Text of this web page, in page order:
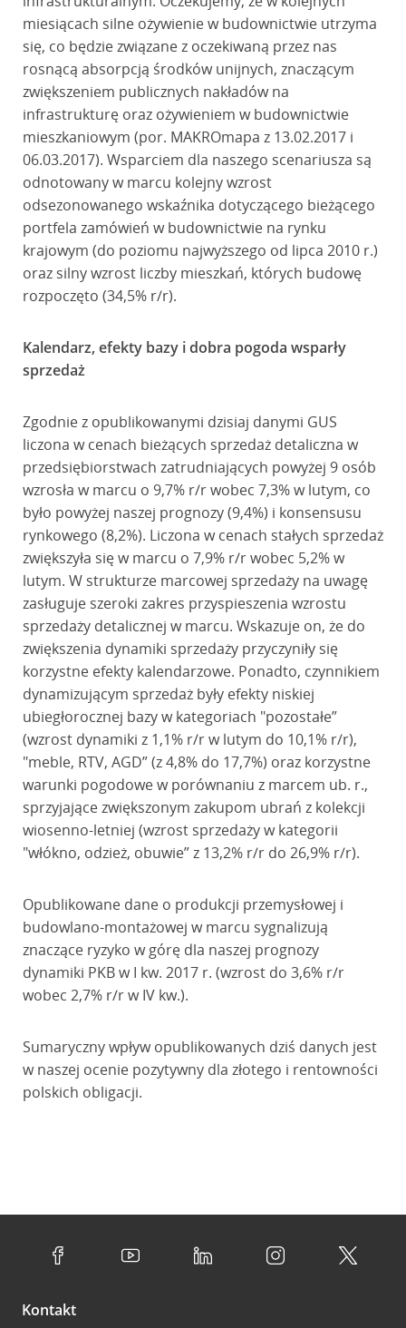
miesiącach silne ożywienie w budownictwie utrzyma
się, co będzie związane z oczekiwaną przez nas
rosnącą absorpcją środków unijnych, znaczącym
zwiększeniem publicznych nakładów na
infrastrukturę oraz ożywieniem w budownictwie
mieszkaniowym (por. MAKROmapa z 13.02.2017 i
06.03.2017). Wsparciem dla naszego scenariusza są
odnotowany w marcu kolejny wzrost
odsezonowanego wskaźnika dotyczącego bieżącego
portfela zamówień w budownictwie na rynku
krajowym (do poziomu najwyższego od lipca 2010 r.)
oraz silny wzrost liczby mieszkań, których budowę
rozpoczęto (34,5% r/r).
Kalendarz, efekty bazy i dobra pogoda wsparły
sprzedaż
Zgodnie z opublikowanymi dzisiaj danymi GUS
liczona w cenach bieżących sprzedaż detaliczna w
przedsiębiorstwach zatrudniających powyżej 9 osób
wzrosła w marcu o 9,7% r/r wobec 7,3% w lutym, co
było powyżej naszej prognozy (9,4%) i konsensusu
rynkowego (8,2%). Liczona w cenach stałych sprzedaż
zwiększyła się w marcu o 7,9% r/r wobec 5,2% w
lutym. W strukturze marcowej sprzedaży na uwagę
zasługuje szeroki zakres przyspieszenia wzrostu
sprzedaży detalicznej w marcu. Wskazuje on, że do
zwiększenia dynamiki sprzedaży przyczyniły się
korzystne efekty kalendarzowe. Ponadto, czynnikiem
dynamizującym sprzedaż były efekty niskiej
ubiegłorocznej bazy w kategoriach "pozostałe”
(wzrost dynamiki z 1,1% r/r w lutym do 10,1% r/r),
"meble, RTV, AGD” (z 4,8% do 17,7%) oraz korzystne
warunki pogodowe w porównaniu z marcem ub. r.,
sprzyjające zwiększonym zakupom ubrań z kolekcji
wiosenno-letniej (wzrost sprzedaży w kategorii
"włókno, odzież, obuwie” z 13,2% r/r do 26,9% r/r).
Opublikowane dane o produkcji przemysłowej i
budowlano-montażowej w marcu sygnalizują
znaczące ryzyko w górę dla naszej prognozy
dynamiki PKB w I kw. 2017 r. (wzrost do 3,6% r/r
wobec 2,7% r/r w IV kw.).
Sumaryczny wpływ opublikowanych dziś danych jest
w naszej ocenie pozytywny dla złotego i rentowności
polskich obligacji.
Kontakt